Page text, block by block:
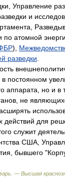
Управление
и
по атомной
),
разведки
постоянном
аппарата, но и в
не
для
служит
США,
бывшего
— Высшая